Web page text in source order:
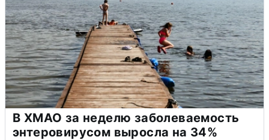
В ХМАО за неделю заболеваемость
энтеровирусом выросла на 34%